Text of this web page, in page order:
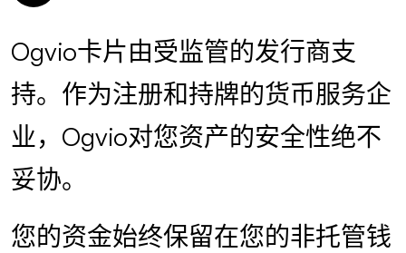
Ogvio卡片由受监管的发行商支
持。作为注册和持牌的货币服务企
业，Ogvio对您资产的安全性绝不
妥协。
您的资金始终保留在您的非托管钱